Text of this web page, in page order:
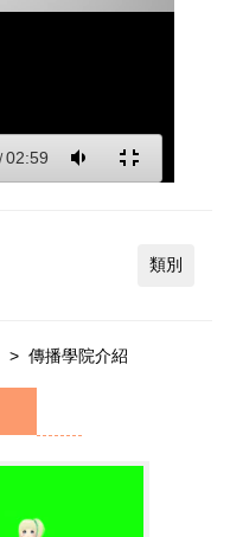
類別
> 傳播學院介紹